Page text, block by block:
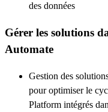
des données
Gérer les solutions
Automate
Gestion des
pour optimiser le
Platform intégrés